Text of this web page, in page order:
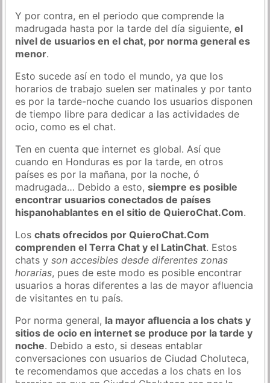
Y por contra, en el periodo que comprende la
madrugada hasta por la tarde del día siguiente,el
nivel de usuarios en el chat, por norma general es
menor.
Esto sucede así en todo el mundo, ya que los
horarios de trabajo suelen ser matinales y por tanto
es por la tarde-noche cuando los usuarios disponen
de tiempo libre para dedicar a las actividades de
ocio, como es el chat.
Ten en cuenta que internet es global. Así que
cuando en Honduras es por la tarde, en otros
países es por la mañana, por la noche, ó
madrugada… Debido a esto,siempre es posible
encontrar usuarios conectados de países
hispanohablantes en el sitio de QuieroChat.Com.
Loschats ofrecidos por QuieroChat.Com
comprenden el Terra Chat y el LatinChat. Estos
chats yson accesibles desde diferentes zonas
horarias, pues de este modo es posible encontrar
usuarios a horas diferentes a las de mayor afluencia
de visitantes en tu país.
Por norma general, la mayor afluencia a los chats y
sitios de ocio en internet se produce por la tarde y
noche. Debido a esto, si deseas entablar
conversaciones con usuarios de Ciudad Choluteca,
te recomendamos que accedas a los chats en los